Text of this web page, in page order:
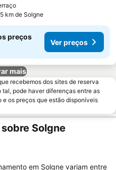
Ver preços
km de Solgne
preços
Ver preços
mais
recebemos dos sites de reserva
tal, pode haver diferenças entre as
os preços que estão disponíveis
Solgne
em Solgne variam entre